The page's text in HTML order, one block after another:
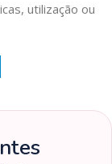
utilização ou